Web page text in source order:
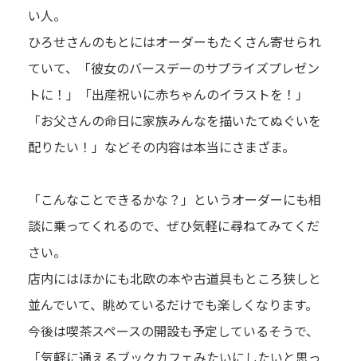
い人。
ひろせさんのもとにはオーダーもたくさん寄せられ
ていて、「彼女のバースデーのサプライズプレゼン
トに！」「出産祝いに赤ちゃんのイラストを！」
「お父さんの命日に家族みんなを描いたてぬぐいを
配りたい！」などその内容は本当にさまざま。
「こんなことできるかな？」というオーダーにも相
談に乗ってくれるので、ぜひ気軽に尋ねてみてくだ
さい。
店内にはほかにも北欧の本や古道具もところ狭しと
並んでいて、眺めているだけでも楽しくなります。
今後は喫茶スペースの開設も予定しているそうで、
「気軽に通えるブックカフェみたいにしたいと思っ